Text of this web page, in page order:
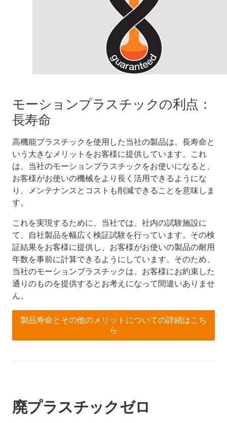
モーションプラスチックの利点：
長寿命
高機能プラスチックを使用した当社の製品は、長寿命と
いう大きなメリットをお客様に提供しています。これ
は、当社のモーションプラスチックをお使いになると、
お客様がお使いの機械をより長く活用できるようにな
り、メンテナンスとコストも削減できることを意味しま
す。
これを実現するために、当社では、社内の試験施設に
て、自社製品を幅広く検証試験を行っています。その検
証結果をお客様に提供し、お客様がお使いの製品の耐用
年数を事前に計算できるようにしています。そのため、
当社のモーションプラスチックは、お客様にお約束した
通りのものを提供するとお考えになって間違いありませ
ん。
製品寿命とその他のメリットについての詳細はこち
ら
廃プラスチックゼロ